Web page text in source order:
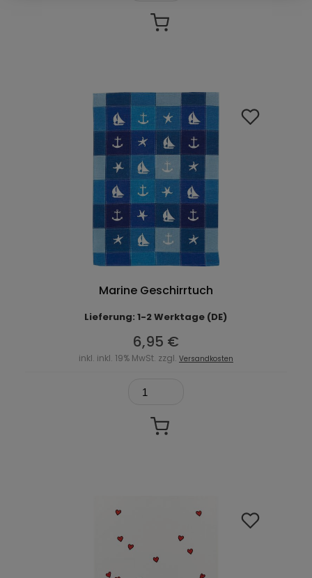
Marine Geschirrtuch
Lieferung: 1-2 Werktage (DE)
6,95 €
inkl. inkl. 19% MwSt. zzgl. Versandkosten